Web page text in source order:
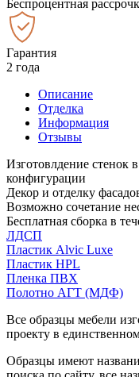
Беспроцентная
Гарантия
2 года
Описание
Отделка
Информация
Отзывы
Изготовлдение стенок
конфигурации
Декор и отделку
Возможно сочетание
Бесплатная сборка в
ЛДСП
Пластик Alvic Luxe
Пластик HPL
Пленка ПВХ
Полотно АГТ (МДФ)
Все образцы мебели
проекту в
Образцы имеют